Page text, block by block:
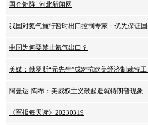
国企矩阵_河北新闻网
我国对氦气施行暂时出口控制专家：优先保证
中国为何要禁止氦气出口？
美媒：俄罗斯“元先生”成对抗欧美经济制裁特
阿曼达·陶布：美威权主义鼓起造就特朗普现象
《军报每天读》20230319